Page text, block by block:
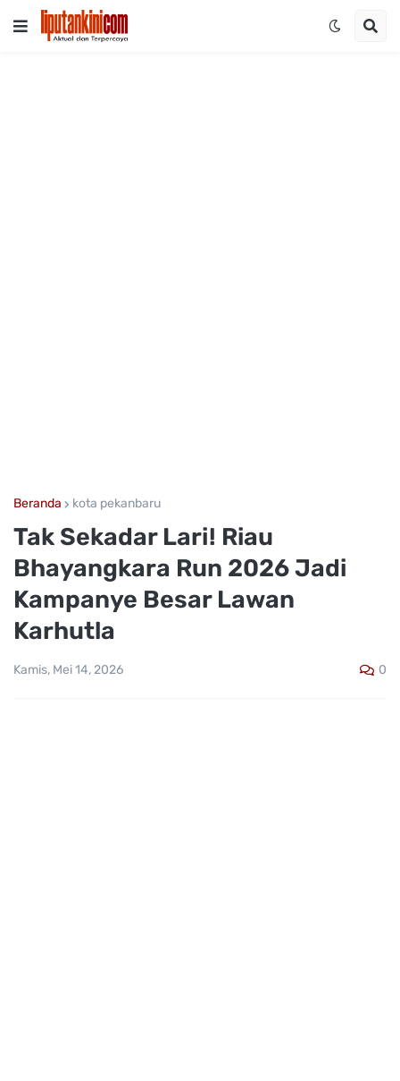
Beranda kota pekanbaru
Tak Sekadar Lari! Riau
Bhayangkara Run 2026 Jadi
Kampanye Besar Lawan
Karhutla
Kamis, Mei 14, 2026 0